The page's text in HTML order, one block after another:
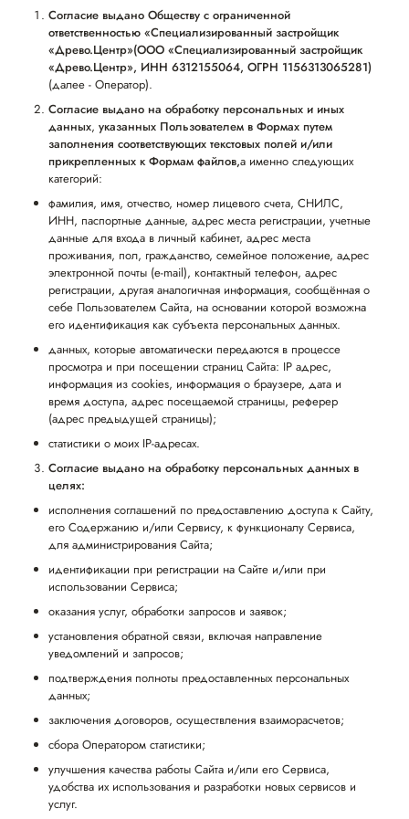
Согласие выдано Обществу с ограниченной
ответственностью «Специализированный застройщик
«Древо.Центр»(ООО «Специализированный застройщик
«Древо.Центр», ИНН 6312155064, ОГРН 1156313065281)
(далее - Оператор).
Согласие выдано на обработку персональных и иных
данных, указанных Пользователем в Формах путем
заполнения соответствующих текстовых полей и/или
прикрепленных к Формам файлов,а именно следующих
категорий:
фамилия, имя, отчество, номер лицевого счета, СНИЛС,
ИНН, паспортные данные, адрес места регистрации, учетные
данные для входа в личный кабинет, адрес места
проживания, пол, гражданство, семейное положение, адрес
электронной почты (e-mail), контактный телефон, адрес
регистрации, другая аналогичная информация, сообщённая о
себе Пользователем Сайта, на основании которой возможна
его идентификация как субъекта персональных данных.
данных, которые автоматически передаются в процессе
просмотра и при посещении страниц Сайта: IP адрес,
информация из cookies, информация о браузере, дата и
время доступа, адрес посещаемой страницы, реферер
(адрес предыдущей страницы);
статистики о моих IP-адресах.
Согласие выдано на обработку персональных данных в
целях:
исполнения соглашений по предоставлению доступа к Сайту,
его Содержанию и/или Сервису, к функционалу Сервиса,
для администрирования Сайта;
идентификации при регистрации на Сайте и/или при
использовании Сервиса;
оказания услуг, обработки запросов и заявок;
установления обратной связи, включая направление
уведомлений и запросов;
подтверждения полноты предоставленных персональных
данных;
заключения договоров, осуществления взаиморасчетов;
сбора Оператором статистики;
улучшения качества работы Сайта и/или его Сервиса,
удобства их использования и разработки новых сервисов и
услуг.